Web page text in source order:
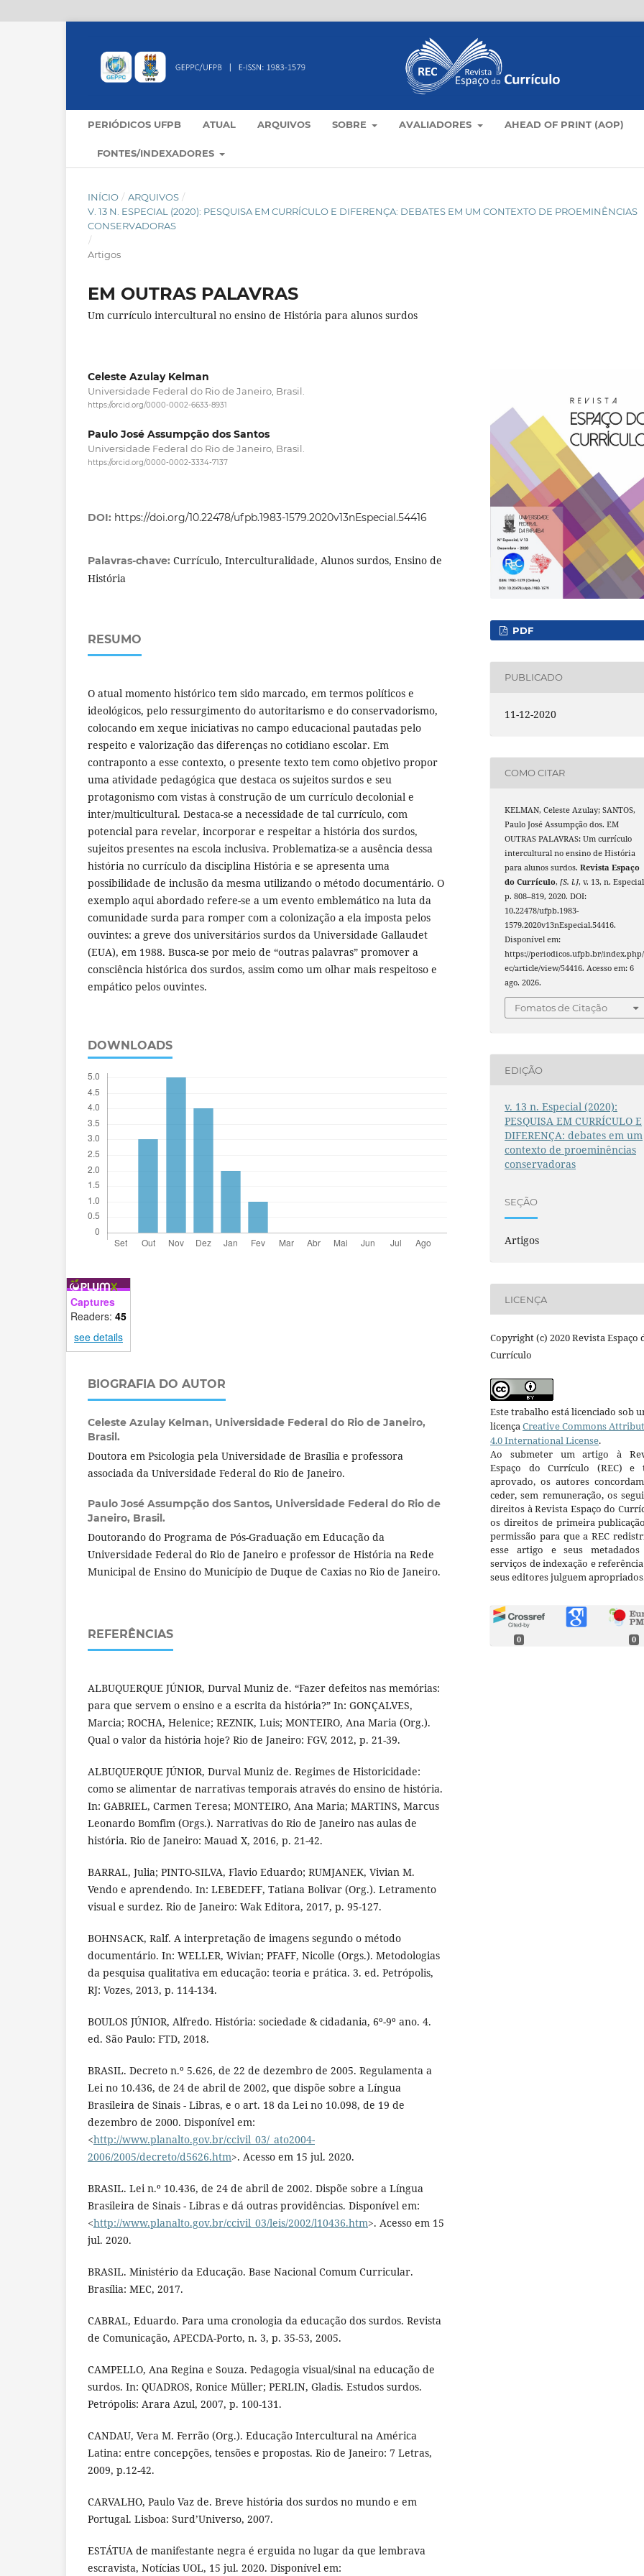
PERIÓDICOS UFPB ATUAL ARQUIVOS SOBRE AVALIADORES AHEAD OF PRINT (AOP)
FONTES/INDEXADORES
INÍCIO / ARQUIVOS /
V. 13 N. ESPECIAL (2020): PESQUISA EM CURRÍCULO E DIFERENÇA: DEBATES EM UM CONTEXTO DE PROEMINÊNCIAS
CONSERVADORAS
/
Artigos
EM OUTRAS PALAVRAS
Um currículo intercultural no ensino de História para alunos surdos
Celeste Azulay Kelman
Universidade Federal do Rio de Janeiro, Brasil.
https://orcid.org/0000-0002-6633-8931
Paulo José Assumpção dos Santos
Universidade Federal do Rio de Janeiro, Brasil.
https://orcid.org/0000-0002-3334-7137
DOI: https://doi.org/10.22478/ufpb.1983-1579.2020v13nEspecial.54416
Palavras-chave: Currículo, Interculturalidade, Alunos surdos, Ensino de
História
RESUMO
O atual momento histórico tem sido marcado, em termos políticos e
ideológicos, pelo ressurgimento do autoritarismo e do conservadorismo,
colocando em xeque iniciativas no campo educacional pautadas pelo
respeito e valorização das diferenças no cotidiano escolar. Em
contraponto a esse contexto, o presente texto tem como objetivo propor
uma atividade pedagógica que destaca os sujeitos surdos e seu
protagonismo com vistas à construção de um currículo decolonial e
inter/multicultural. Destaca-se a necessidade de tal currículo, com
potencial para revelar, incorporar e respeitar a história dos surdos,
sujeitos presentes na escola inclusiva. Problematiza-se a ausência dessa
história no currículo da disciplina História e se apresenta uma
possibilidade de inclusão da mesma utilizando o método documentário. O
exemplo aqui abordado refere-se a um evento emblemático na luta da
comunidade surda para romper com a colonização a ela imposta pelos
ouvintes: a greve dos universitários surdos da Universidade Gallaudet
(EUA), em 1988. Busca-se por meio de “outras palavras” promover a
consciência histórica dos surdos, assim como um olhar mais respeitoso e
empático pelos ouvintes.
DOWNLOADS
Captures
Readers: 45
see details
BIOGRAFIA DO AUTOR
Celeste Azulay Kelman, Universidade Federal do Rio de Janeiro,
Brasil.
Doutora em Psicologia pela Universidade de Brasília e professora
associada da Universidade Federal do Rio de Janeiro.
Paulo José Assumpção dos Santos, Universidade Federal do Rio de
Janeiro, Brasil.
Doutorando do Programa de Pós-Graduação em Educação da
Universidade Federal do Rio de Janeiro e professor de História na Rede
Municipal de Ensino do Município de Duque de Caxias no Rio de Janeiro.
REFERÊNCIAS
ALBUQUERQUE JÚNIOR, Durval Muniz de. “Fazer defeitos nas memórias:
para que servem o ensino e a escrita da história?” In: GONÇALVES,
Marcia; ROCHA, Helenice; REZNIK, Luis; MONTEIRO, Ana Maria (Org.).
Qual o valor da história hoje? Rio de Janeiro: FGV, 2012, p. 21-39.
ALBUQUERQUE JÚNIOR, Durval Muniz de. Regimes de Historicidade:
como se alimentar de narrativas temporais através do ensino de história.
In: GABRIEL, Carmen Teresa; MONTEIRO, Ana Maria; MARTINS, Marcus
Leonardo Bomfim (Orgs.). Narrativas do Rio de Janeiro nas aulas de
história. Rio de Janeiro: Mauad X, 2016, p. 21-42.
BARRAL, Julia; PINTO-SILVA, Flavio Eduardo; RUMJANEK, Vivian M.
Vendo e aprendendo. In: LEBEDEFF, Tatiana Bolivar (Org.). Letramento
visual e surdez. Rio de Janeiro: Wak Editora, 2017, p. 95-127.
BOHNSACK, Ralf. A interpretação de imagens segundo o método
documentário. In: WELLER, Wivian; PFAFF, Nicolle (Orgs.). Metodologias
da pesquisa qualitativa em educação: teoria e prática. 3. ed. Petrópolis,
RJ: Vozes, 2013, p. 114-134.
BOULOS JÚNIOR, Alfredo. História: sociedade & cidadania, 6º-9º ano. 4.
ed. São Paulo: FTD, 2018.
BRASIL. Decreto n.º 5.626, de 22 de dezembro de 2005. Regulamenta a
Lei no 10.436, de 24 de abril de 2002, que dispõe sobre a Língua
Brasileira de Sinais - Libras, e o art. 18 da Lei no 10.098, de 19 de
dezembro de 2000. Disponível em:
<http://www.planalto.gov.br/ccivil_03/_ato2004-
2006/2005/decreto/d5626.htm>. Acesso em 15 jul. 2020.
BRASIL. Lei n.º 10.436, de 24 de abril de 2002. Dispõe sobre a Língua
Brasileira de Sinais - Libras e dá outras providências. Disponível em:
<http://www.planalto.gov.br/ccivil_03/leis/2002/l10436.htm>. Acesso em 15
jul. 2020.
BRASIL. Ministério da Educação. Base Nacional Comum Curricular.
Brasília: MEC, 2017.
CABRAL, Eduardo. Para uma cronologia da educação dos surdos. Revista
de Comunicação, APECDA-Porto, n. 3, p. 35-53, 2005.
CAMPELLO, Ana Regina e Souza. Pedagogia visual/sinal na educação de
surdos. In: QUADROS, Ronice Müller; PERLIN, Gladis. Estudos surdos.
Petrópolis: Arara Azul, 2007, p. 100-131.
CANDAU, Vera M. Ferrão (Org.). Educação Intercultural na América
Latina: entre concepções, tensões e propostas. Rio de Janeiro: 7 Letras,
2009, p.12-42.
CARVALHO, Paulo Vaz de. Breve história dos surdos no mundo e em
Portugal. Lisboa: Surd’Universo, 2007.
ESTÁTUA de manifestante negra é erguida no lugar da que lembrava
escravista, Notícias UOL, 15 jul. 2020. Disponível em:
PDF
PUBLICADO
11-12-2020
COMO CITAR
KELMAN, Celeste Azulay; SANTOS,
Paulo José Assumpção dos. EM
OUTRAS PALAVRAS: Um currículo
intercultural no ensino de História
para alunos surdos.Revista Espaço
do Currículo,[S. l.], v. 13, n.
p. 808–819, 2020. DOI:
10.22478/ufpb.1983-
1579.2020v13nEspecial.54416.
Disponível em:
https://periodicos.ufpb.br/
ec/article/view/54416. Acesso em: 6
ago. 2026.
Fomatos de Citação
EDIÇÃO
v. 13 n. Especial (2020):
PESQUISA EM CURRÍCULO E
DIFERENÇA: debates em um
contexto de proeminências
conservadoras
SEÇÃO
Artigos
LICENÇA
Copyright (c) 2020 Revista Espaço
Currículo
Este trabalho está licenciado sob
licença Creative Commons
4.0 International License.
Ao submeter um artigo à
Espaço do Currículo (REC) e
aprovado, os autores
ceder, sem remuneração, os
direitos à Revista Espaço do
os direitos de primeira
permissão para que a REC
esse artigo e seus metadados
serviços de indexação e
seus editores julguem
0 0